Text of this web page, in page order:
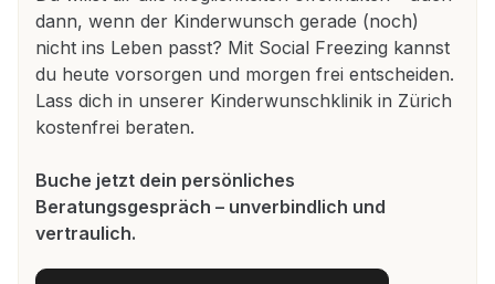
dann, wenn der Kinderwunsch gerade (noch)
nicht ins Leben passt? Mit Social Freezing kannst
du heute vorsorgen und morgen frei entscheiden.
Lass dich in unserer Kinderwunschklinik in Zürich
kostenfrei beraten.
Buche jetzt dein persönliches
Beratungsgespräch – unverbindlich und
vertraulich.